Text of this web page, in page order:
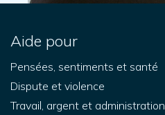
Aide pour
Pensées, sentiments et santé
Dispute et violence
Travail, argent et administration